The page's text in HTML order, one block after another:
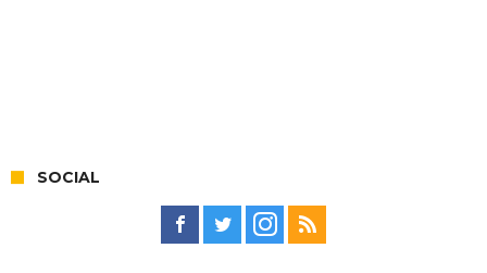
SOCIAL